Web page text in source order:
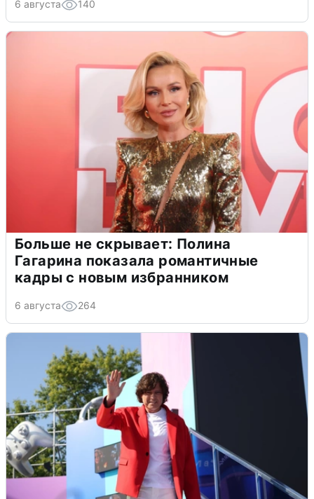
6 августа 140
Больше не скрывает: Полина
Гагарина показала романтичные
кадры с новым избранником
6 августа 264